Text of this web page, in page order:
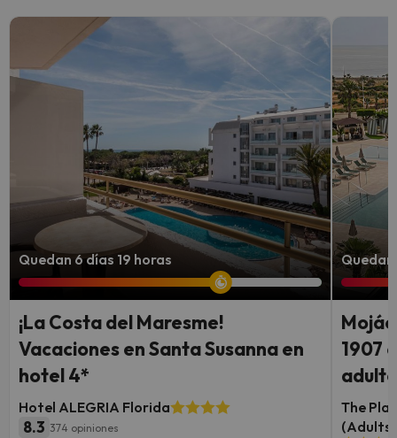
Quedan 6 días 19 horas
¡La Costa del Maresme!
Vacaciones en Santa Susanna en
hotel 4*
Hotel ALEGRIA Florida
8.3 374 opiniones
Quedan
1907
The
(Adults